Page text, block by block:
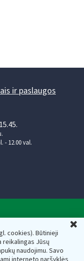
cookies). Būtinieji
Jūsų
naudojimu. Savo
ir paslaugos
- 12.00 val.
Lietuva, el.paštas: